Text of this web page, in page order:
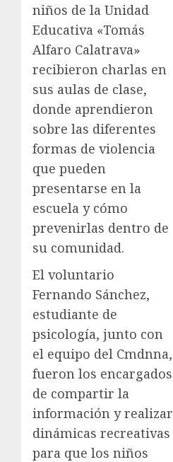
niños de la Unidad
Educativa «Tomás
Alfaro Calatrava»
recibieron charlas en
sus aulas de clase,
donde aprendieron
sobre las diferentes
formas de violencia
que pueden
presentarse en la
escuela y cómo
prevenirlas dentro de
su comunidad.
El voluntario
Fernando Sánchez,
estudiante de
psicología, junto con
el equipo del Cmdnna,
fueron los encargados
de compartir la
información y realizar
dinámicas recreativas
para que los niños